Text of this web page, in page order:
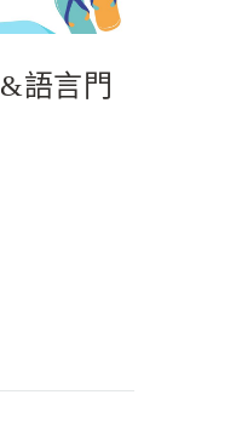
語言門